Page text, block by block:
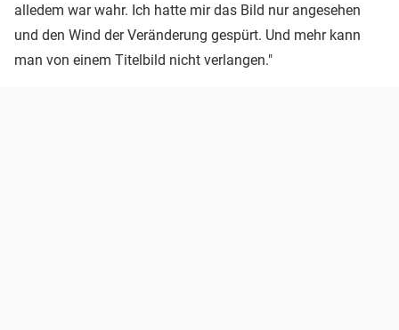
alledem war wahr. Ich hatte mir das Bild nur angesehen
und den Wind der Veränderung gespürt. Und mehr kann
man von einem Titelbild nicht verlangen."